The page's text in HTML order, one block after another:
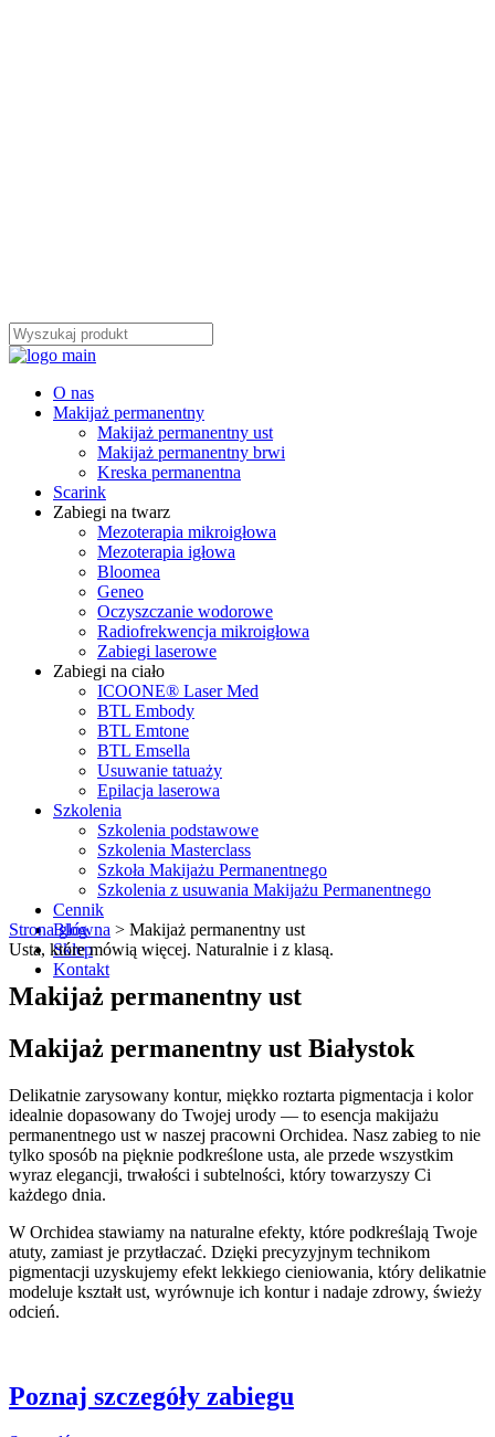
O nas
Makijaż permanentny
Makijaż permanentny ust
Makijaż permanentny brwi
Kreska permanentna
Scarink
Zabiegi na twarz
Mezoterapia mikroigłowa
Mezoterapia igłowa
Bloomea
Geneo
Oczyszczanie wodorowe
Radiofrekwencja mikroigłowa
Zabiegi laserowe
Zabiegi na ciało
ICOONE® Laser Med
BTL Embody
BTL Emtone
BTL Emsella
Usuwanie tatuaży
Epilacja laserowa
Szkolenia
Szkolenia podstawowe
Szkolenia Masterclass
Szkoła Makijażu Permanentnego
Szkolenia z usuwania Makijażu Permanentnego
Cennik
Blog
Sklep
Kontakt
Strona główna > Makijaż permanentny ust
Usta, które mówią więcej. Naturalnie i z klasą.
Makijaż permanentny ust
Makijaż permanentny ust Białystok
Delikatnie zarysowany kontur, miękko roztarta pigmentacja i kolor
idealnie dopasowany do Twojej urody — to esencja makijażu
permanentnego ust w naszej pracowni Orchidea. Nasz zabieg to nie
tylko sposób na pięknie podkreślone usta, ale przede wszystkim
wyraz elegancji, trwałości i subtelności, który towarzyszy Ci
każdego dnia.
W Orchidea stawiamy na naturalne efekty, które podkreślają Twoje
atuty, zamiast je przytłaczać. Dzięki precyzyjnym technikom
pigmentacji uzyskujemy efekt lekkiego cieniowania, który delikatnie
modeluje kształt ust, wyrównuje ich kontur i nadaje zdrowy, świeży
odcień.
Poznaj szczegóły zabiegu